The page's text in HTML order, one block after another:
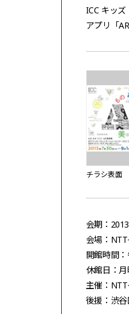
ICC キッ
アプリ「
チラシ表面
会期：
会場：
開館時間
休館日：月
主催：
後援：渋